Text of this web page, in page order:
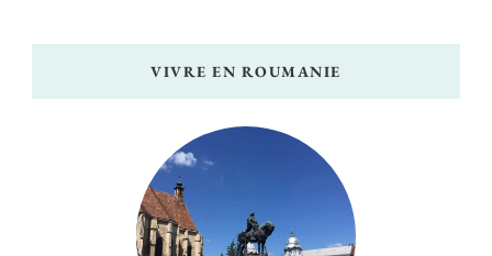
VIVRE EN ROUMANIE